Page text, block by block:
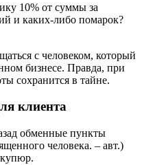
10% от суммы за
и каких-либо помарок?
с человеком, который
бизнесе. Правда, при
сохранится в тайне.
клиента
обменные пункты
человека. – авт.)